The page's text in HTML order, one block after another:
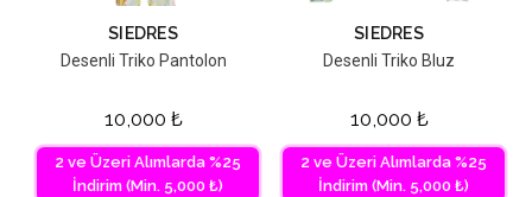
SIEDRES
Desenli Triko Pantolon
10,000 ₺
2 ve Üzeri Alımlarda %25
İndirim (Min. 5,000 ₺)
SIEDRES
Desenli Triko Bluz
10,000 ₺
2 ve Üzeri Alımlarda %25
İndirim (Min. 5,000 ₺)